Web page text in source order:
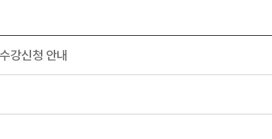
강신청 안내